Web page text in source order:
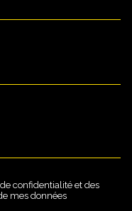
confidentialité et des
mes données